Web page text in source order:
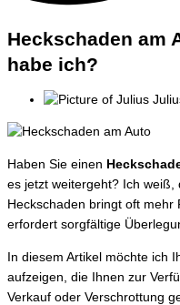
Heckschaden am
habe ich?
Haben Sie einen
es jetzt weitergeht? Ich weiß,
Heckschaden bringt oft mehr
erfordert sorgfältige
In diesem Artikel möchte ich
aufzeigen, die Ihnen zur
Verkauf oder Verschrottung